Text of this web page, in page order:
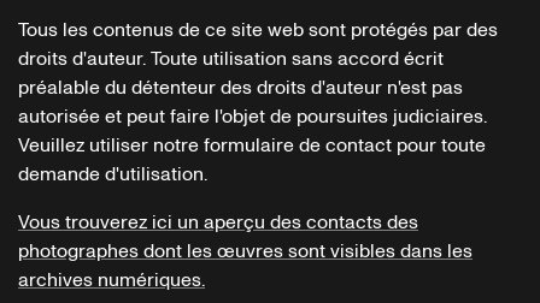
Tous les contenus de ce site web sont protégés par des
droits d'auteur. Toute utilisation sans accord écrit
préalable du détenteur des droits d'auteur n'est pas
autorisée et peut faire l'objet de poursuites judiciaires.
Veuillez utiliser notre formulaire de contact pour toute
demande d'utilisation.
Vous trouverez ici un aperçu des contacts des
photographes dont les œuvres sont visibles dans les
archives numériques.